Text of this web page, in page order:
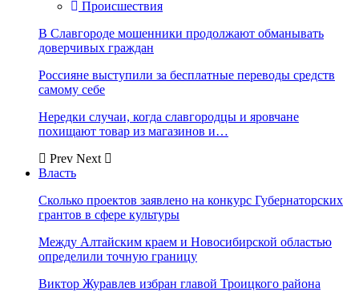
Происшествия
В Славгороде мошенники продолжают обманывать
доверчивых граждан
Россияне выступили за бесплатные переводы средств
самому себе
Нередки случаи, когда славгородцы и яровчане
похищают товар из магазинов и…
Prev Next
Власть
Сколько проектов заявлено на конкурс Губернаторских
грантов в сфере культуры
Между Алтайским краем и Новосибирской областью
определили точную границу
Виктор Журавлев избран главой Троицкого района